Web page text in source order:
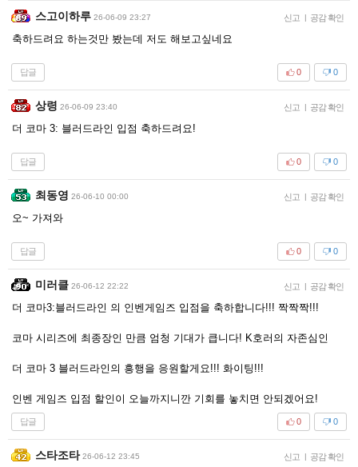
스고이하루 26-06-09 23:27 신고 | 공감 확인
축하드려요 하는것만 봤는데 저도 해보고싶네요
답글 0
0
상령 26-06-09 23:40 신고 | 공감 확인
더 코마 3: 블러드라인 입점 축하드려요!
답글 0
0
최동영 26-06-10 00:00 신고 | 공감 확인
오~ 가져와
답글 0
0
미러클 26-06-12 22:22 신고 | 공감 확인
더 코마3:블러드라인 의 인벤게임즈 입점을 축하합니다!!! 짝짝짝!!!
코마 시리즈에 최종장인 만큼 엄청 기대가 큽니다! K호러의 자존심인
더 코마 3 블러드라인의 흥행을 응원할게요!!! 화이팅!!!
인벤 게임즈 입점 할인이 오늘까지니깐 기회를 놓치면 안되겠어요!
답글 0
0
스타조타 26-06-12 23:45 신고 | 공감 확인